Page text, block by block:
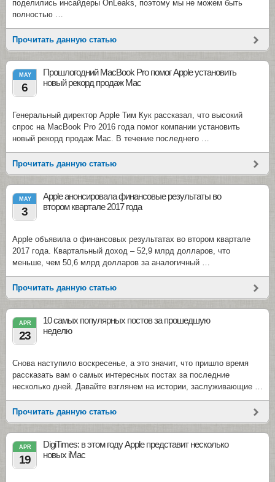
поделились инсайдеры OnLeaks, поэтому мы не можем быть
полностью …
Прочитать данную статью
MAY
6
Прошлогодний MacBook Pro помог Apple установить
новый рекорд продаж Mac
Генеральный директор Apple Тим Кук рассказал, что высокий
спрос на MacBook Pro 2016 года помог компании установить
новый рекорд продаж Mac. В течение последнего …
Прочитать данную статью
MAY
3
Apple анонсировала финансовые результаты во
втором квартале 2017 года
Apple объявила о финансовых результатах во втором квартале
2017 года. Квартальный доход – 52,9 млрд долларов, что
меньше, чем 50,6 млрд долларов за аналогичный …
Прочитать данную статью
APR
23
10 самых популярных постов за прошедшую
неделю
Снова наступило воскресенье, а это значит, что пришло время
рассказать вам о самых интересных постах за последние
несколько дней. Давайте взглянем на истории, заслуживающие …
Прочитать данную статью
APR
19
DigiTimes: в этом году Apple представит несколько
новых iMac